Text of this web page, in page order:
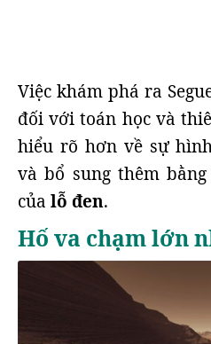
Việc khám phá ra
đối với toán học và
hiểu rõ hơn về sự
và bổ sung thêm
của lỗ đen.
Hố va chạm lớn